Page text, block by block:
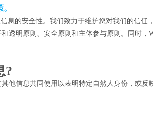
的安全性。我们致力于维护您对我们的信任
明原则、安全原则和主体参与原则。同时，
?
他信息共同使用以表明特定自然人身份，或反